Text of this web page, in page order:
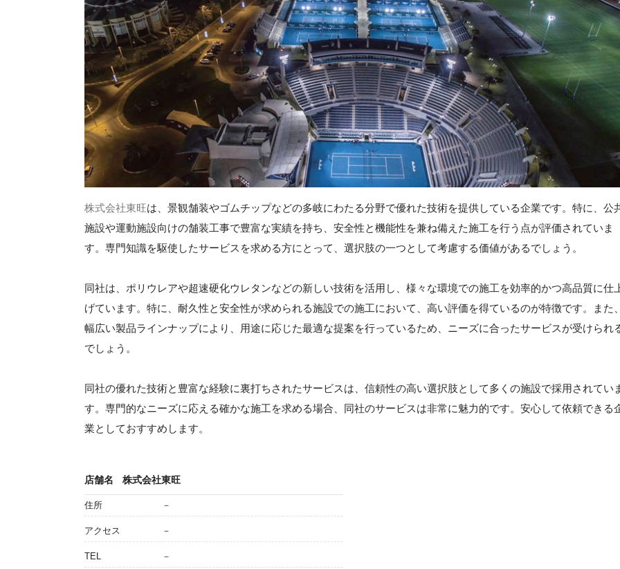
株式会社東旺は、景観舗装やゴムチップなどの多岐にわたる分野で優れた技術を提供している企業です。特に、公
施設や運動施設向けの舗装工事で豊富な実績を持ち、安全性と機能性を兼ね備えた施工を行う点が評価されていま
す。専門知識を駆使したサービスを求める方にとって、選択肢の一つとして考慮する価値があるでしょう。
同社は、ポリウレアや超速硬化ウレタンなどの新しい技術を活用し、様々な環境での施工を効率的かつ高品質に仕
げています。特に、耐久性と安全性が求められる施設での施工において、高い評価を得ているのが特徴です。また、
幅広い製品ラインナップにより、用途に応じた最適な提案を行っているため、ニーズに合ったサービスが受けられ
でしょう。
同社の優れた技術と豊富な経験に裏打ちされたサービスは、信頼性の高い選択肢として多くの施設で採用されてい
す。専門的なニーズに応える確かな施工を求める場合、同社のサービスは非常に魅力的です。安心して依頼できる
業としておすすめします。
店舗名 株式会社東旺
住所 －
アクセス －
TEL －